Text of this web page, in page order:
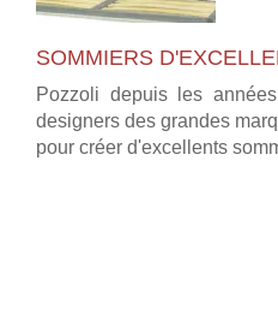
SOMMIERS
Pozzoli depuis les
designers des grandes
pour créer d'excellents